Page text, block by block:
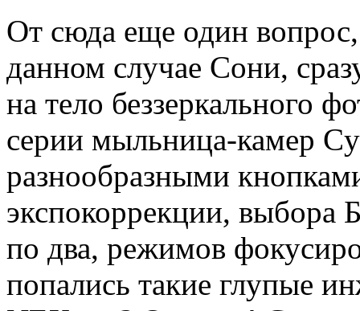
От сюда еще один
данном случае Сони,
на тело беззеркального
серии мыльница-камер
разнообразными
экспокоррекции, выбора
по два, режимов
попались такие глупые